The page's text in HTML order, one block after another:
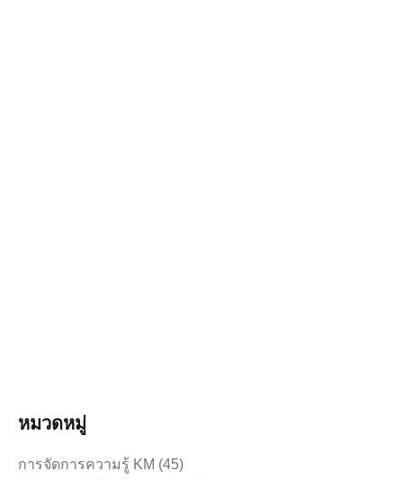
หมวดหมู่
การจัดการความรู้ KM (45)